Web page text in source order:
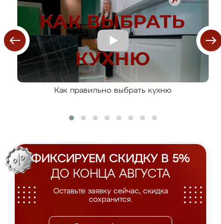
Как правильно выбрать кухню
ФИКСИРУЕМ СКИДКУ В 5%
ДО КОНЦА АВГУСТА
Оставьте заявку сейчас, скидка
сохранится.